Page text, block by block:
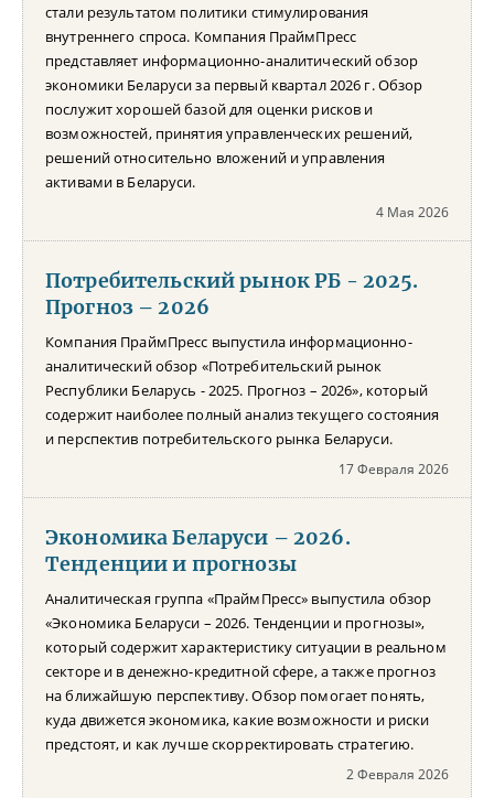
стали результатом политики стимулирования
внутреннего спроса. Компания ПраймПресс
представляет информационно-аналитический обзор
экономики Беларуси за первый квартал 2026 г. Обзор
послужит хорошей базой для оценки рисков и
возможностей, принятия управленческих решений,
решений относительно вложений и управления
активами в Беларуси.
4 Мая 2026
Потребительский рынок РБ - 2025.
Прогноз – 2026
Компания ПраймПресс выпустила информационно-
аналитический обзор «Потребительский рынок
Республики Беларусь - 2025. Прогноз – 2026», который
содержит наиболее полный анализ текущего состояния
и перспектив потребительского рынка Беларуси.
17 Февраля 2026
Экономика Беларуси – 2026.
Тенденции и прогнозы
Аналитическая группа «ПраймПресс» выпустила обзор
«Экономика Беларуси – 2026. Тенденции и прогнозы»,
который содержит характеристику ситуации в реальном
секторе и в денежно-кредитной сфере, а также прогноз
на ближайшую перспективу. Обзор помогает понять,
куда движется экономика, какие возможности и риски
предстоят, и как лучше скорректировать стратегию.
2 Февраля 2026